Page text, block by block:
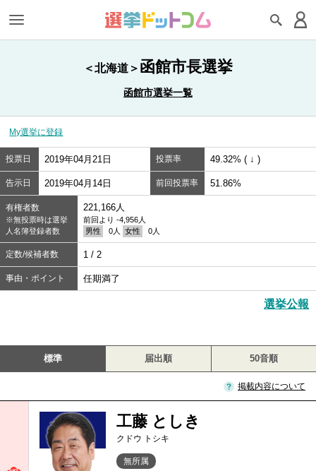
＜北海道＞ 函館市長選挙
函館市選挙一覧
My選挙に登録
投票日 2019年04月21日 投票率 49.32% ( ↓ )
告示日 2019年04月14日 前回投票率 51.86%
有権者数
※無投票時は選挙
人名簿登録者数
221,166人
前回より -4,956人
男性
0人 女性 0人
定数/候補者数 1 / 2
事由・ポイント 任期満了
選挙公報
標準 届出順 50音順
掲載内容について
工藤 としき
クドウ トシキ
無所属